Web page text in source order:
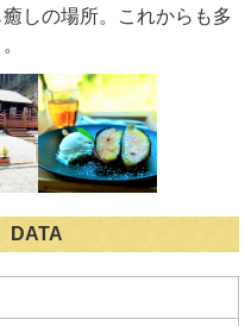
しの場所。これからも多
DATA